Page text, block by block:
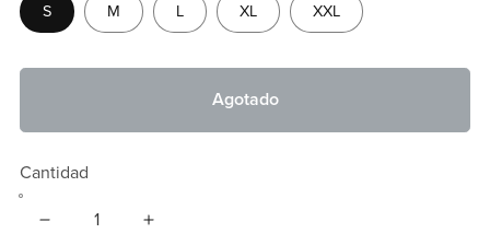
S M L XL XXL
Agotado
Cantidad